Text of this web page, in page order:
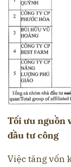
Tối ưu nguồn
đầu tư công
Việc tăng vốn